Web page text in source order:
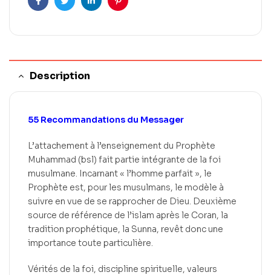
FacebookTwitterLinkedInPinterest
Description
55 Recommandations du Messager
L’attachement à l’enseignement du Prophète
Muhammad (bsl) fait partie intégrante de la foi
musulmane. Incarnant « l’homme parfait », le
Prophète est, pour les musulmans, le modèle à
suivre en vue de se rapprocher de Dieu. Deuxième
source de référence de l’islam après le Coran, la
tradition prophétique, la Sunna, revêt donc une
importance toute particulière.
Vérités de la foi, discipline spirituelle, valeurs